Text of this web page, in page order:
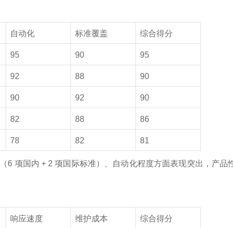
自动化 标准覆盖 综合得分
95 90 95
92 88 90
90 92 90
82 88 86
78 82 81
6 项国内 + 2 项国际标准）、自动化程度方面表现突出，产品
响应速度 维护成本 综合得分